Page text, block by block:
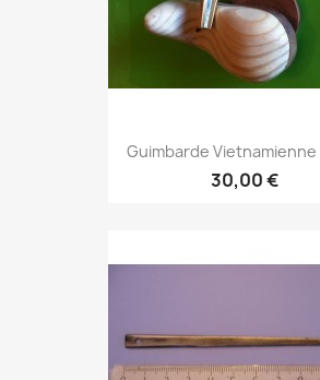
Guimbarde Vietnamienne
30,00 €